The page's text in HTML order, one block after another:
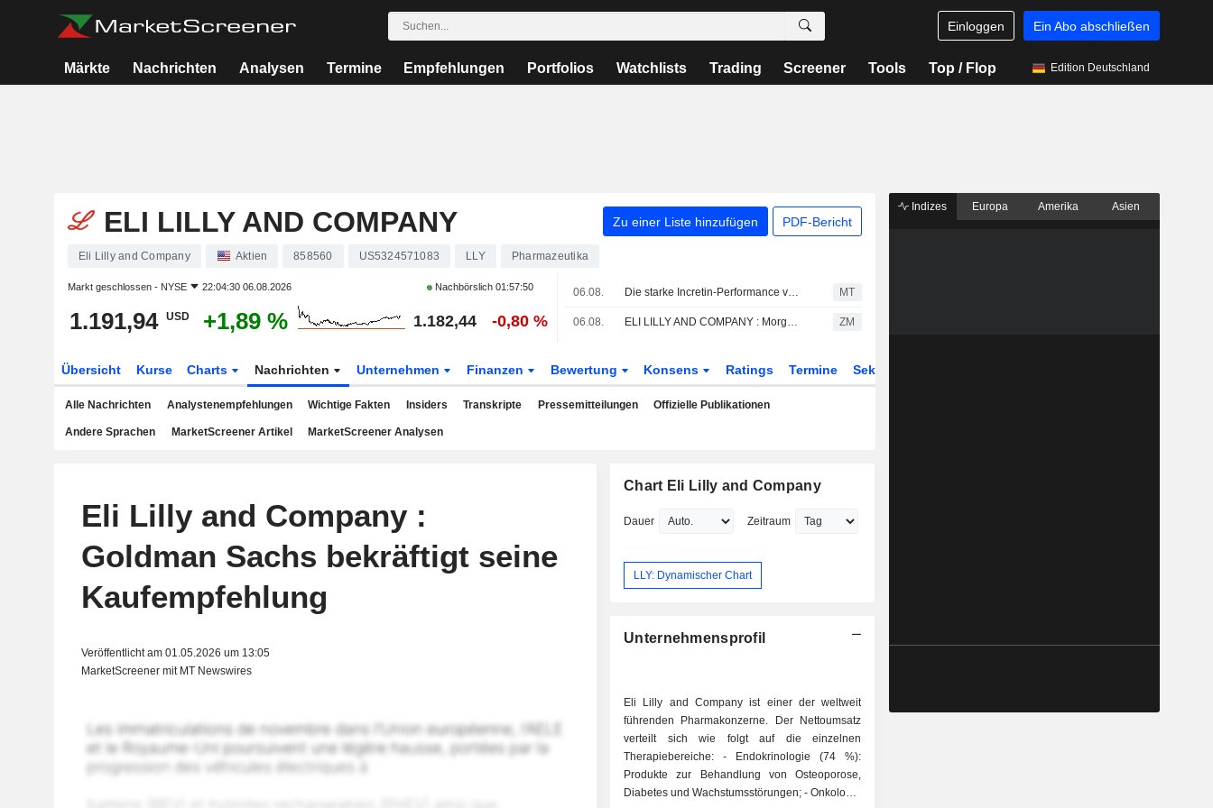
Einloggen Ein Abo abschließen
Märkte Nachrichten Analysen Termine Empfehlungen Portfolios Watchlists Trading Screener Tools Top / Flop Edition Deutschland
ELI LILLY AND COMPANY Zu einer Liste hinzufügen PDF-Bericht
Eli Lilly and Company Aktien 858560 US5324571083 LLY Pharmazeutika
Markt geschlossen - NYSE 22:04:30 06.08.2026 Nachbörslich01:57:50
1.191,94 USD +1,89 % 1.182,44 -0,80 %
06.08. Die starke Incretin-Performance von Eli Lilly stützt das langfristige Wachstum, sagt Truist MT
06.08. ELI LILLY AND COMPANY : Morgan Stanley bekräftigt seine Kaufempfehlung ZM
Übersicht Kurse Charts Nachrichten Unternehmen Finanzen Bewertung Konsens Ratings Termine Sektor
Alle Nachrichten Analystenempfehlungen Wichtige Fakten Insiders Transkripte Pressemitteilungen Offizielle Publikationen
Andere Sprachen MarketScreener Artikel MarketScreener Analysen
Eli Lilly and Company :
Goldman Sachs bekräftigt seine
Kaufempfehlung
Veröffentlicht am 01.05.2026 um 13:05
MarketScreener mit MT Newswires
Chart Eli Lilly and Company
Dauer Zeitraum
LLY: Dynamischer Chart
Unternehmensprofil
Eli Lilly and Company ist einer der weltweit
führenden Pharmakonzerne. Der Nettoumsatz
verteilt sich wie folgt auf die einzelnen
Therapiebereiche: - Endokrinologie (74 %):
Produkte zur Behandlung von Osteoporose,
Diabetes und Wachstumsstörungen; - Onkologie
Indizes Europa Amerika Asien